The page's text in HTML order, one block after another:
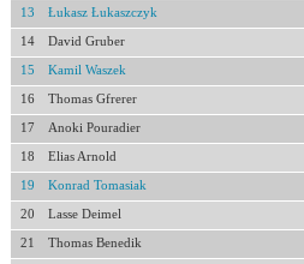
13 Łukasz Łukaszczyk
14 David Gruber
15 Kamil Waszek
16 Thomas Gfrerer
17 Anoki Pouradier
18 Elias Arnold
19 Konrad Tomasiak
20 Lasse Deimel
21 Thomas Benedik